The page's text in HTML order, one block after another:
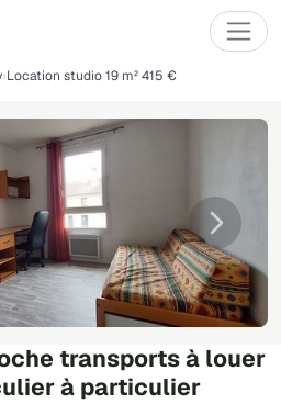
Location studio 19 m² 415 €
transports à louer
à particulier